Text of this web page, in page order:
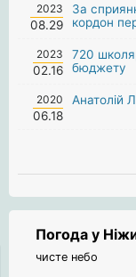
2023
08.29
За
кордон
2023
02.16
720
бюджету
2020
06.18
Анатолій
Погода у
чисте небо